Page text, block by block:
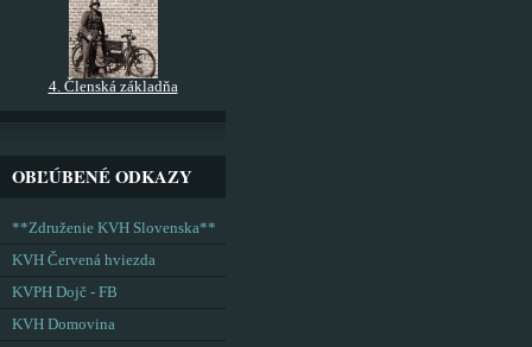
4. Členská základňa
OBĽÚBENÉ ODKAZY
**Združenie KVH Slovenska**
KVH Červená hviezda
KVPH Dojč - FB
KVH Domovina